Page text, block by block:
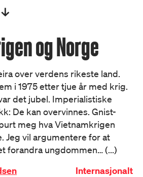
og Norge
over verdens rikeste land.
i 1975 etter tjue år med krig.
det jubel. Imperialistiske
De kan overvinnes. Gnist-
meg hva Vietnamkrigen
Jeg vil argumentere for at
forandra ungdommen… (...)
Internasjonalt